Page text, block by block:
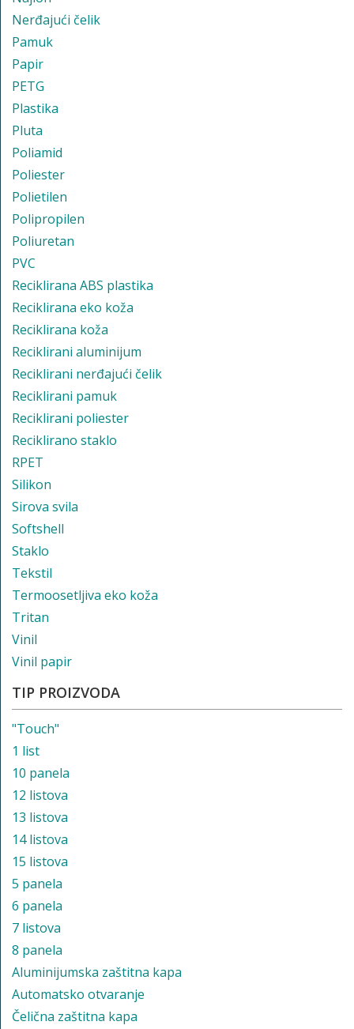
Nerđajući čelik
Pamuk
Papir
PETG
Plastika
Pluta
Poliamid
Poliester
Polietilen
Polipropilen
Poliuretan
PVC
Reciklirana ABS plastika
Reciklirana eko koža
Reciklirana koža
Reciklirani aluminijum
Reciklirani nerđajući čelik
Reciklirani pamuk
Reciklirani poliester
Reciklirano staklo
RPET
Silikon
Sirova svila
Softshell
Staklo
Tekstil
Termoosetljiva eko koža
Tritan
Vinil
Vinil papir
TIP PROIZVODA
"Touch"
1 list
10 panela
12 listova
13 listova
14 listova
15 listova
5 panela
6 panela
7 listova
8 panela
Aluminijumska zaštitna kapa
Automatsko otvaranje
Čelična zaštitna kapa